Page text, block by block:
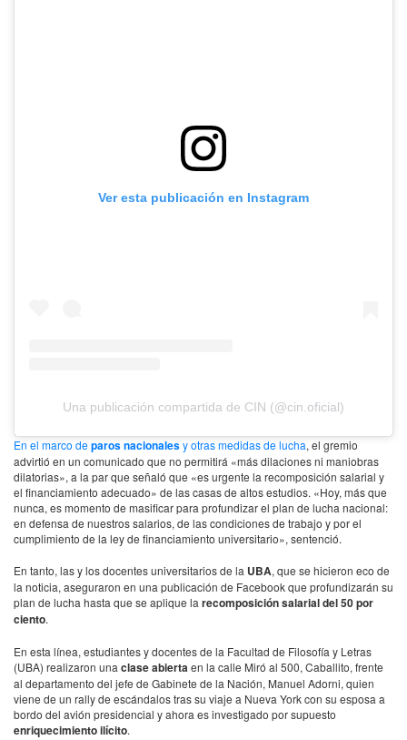
Ver esta publicación en Instagram
Una publicación compartida de CIN (@cin.oficial)
En el marco deparos nacionalesy otras medidas de lucha, el gremio
advirtió en un comunicado que no permitirá «más dilaciones ni maniobras
dilatorias», a la par que señaló que «es urgente la recomposición salarial y
el financiamiento adecuado» de las casas de altos estudios. «Hoy, más que
nunca, es momento de masificar para profundizar el plan de lucha nacional:
en defensa de nuestros salarios, de las condiciones de trabajo y por el
cumplimiento de la ley de financiamiento universitario», sentenció.
En tanto, las y los docentes universitarios de la UBA, que se hicieron eco de
la noticia, aseguraron en una publicación de Facebook que profundizarán su
plan de lucha hasta que se aplique larecomposición salarial del 50 por
ciento.
En esta línea, estudiantes y docentes de la Facultad de Filosofía y Letras
(UBA) realizaron unaclase abiertaen la calle Miró al 500, Caballito, frente
al departamento del jefe de Gabinete de la Nación, Manuel Adorni, quien
viene de un rally de escándalos tras su viaje a Nueva York con su esposa a
bordo del avión presidencial y ahora es investigado por supuesto
enriquecimiento ilícito.